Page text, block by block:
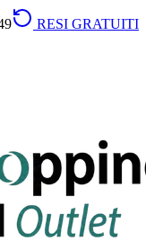
RESI GRATUITI